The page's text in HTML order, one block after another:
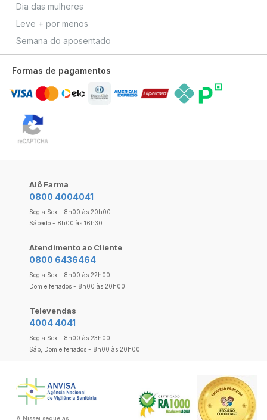
Dia das mulheres
Leve + por menos
Semana do aposentado
Formas de pagamentos
Alô Farma
0800 4004041
Seg a Sex - 8h00 às 20h00
Sábado - 8h00 às 16h30
Atendimento ao Cliente
0800 6436464
Seg a Sex - 8h00 às 22h00
Dom e feriados - 8h00 às 20h00
Televendas
4004 4041
Seg a Sex - 8h00 às 23h00
Sáb, Dom e feriados - 8h00 às 20h00
A Nissei segue as